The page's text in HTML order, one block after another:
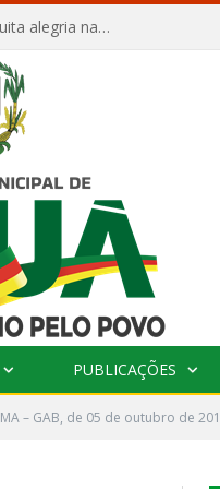
Afuá comemora 136 anos com orgulho, tradição e muita alegria na Quadra Dr. Nelson Salomão
PUBLICAÇÕES
– GAB, de 05 de outubro de